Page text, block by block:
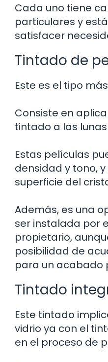
Cada uno tiene
particulares y
satisfacer
Tintado de
Este es el tipo
Consiste en
tintado a las
Estas películas
densidad y tono,
superficie del
Además, es una
ser instalada por
propietario,
posibilidad de
para un acabado
Tintado
Este tintado
vidrio ya con el
en el proceso de